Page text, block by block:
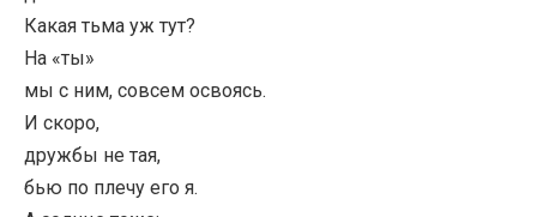
Какая тьма уж тут?
На «ты»
мы с ним, совсем освоясь.
И скоро,
дружбы не тая,
бью по плечу его я.